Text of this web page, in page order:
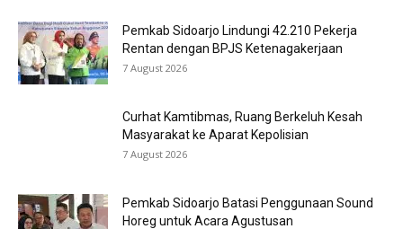
Pemkab Sidoarjo Lindungi 42.210 Pekerja
Rentan dengan BPJS Ketenagakerjaan
7 August 2026
Curhat Kamtibmas, Ruang Berkeluh Kesah
Masyarakat ke Aparat Kepolisian
7 August 2026
Pemkab Sidoarjo Batasi Penggunaan Sound
Horeg untuk Acara Agustusan